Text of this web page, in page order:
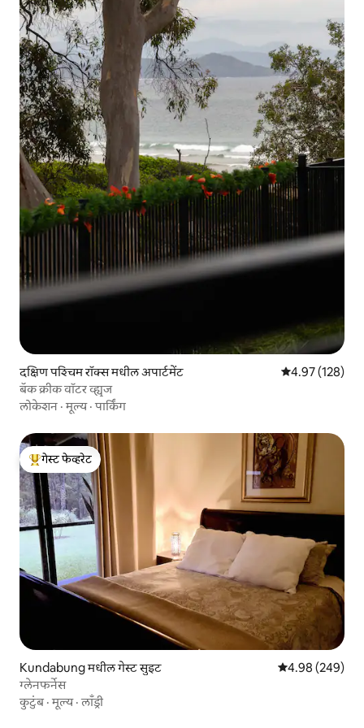
दक्षिण पश्चिम रॉक्स मधील अपार्टमेंट 5 पैकी 4.97
4.97 (128)
बॅक क्रीक वॉटर व्ह्यूज
लोकेशन ·मूल्य·पार्किंग
टॉप गेस्ट फेव्हरेट
गेस्ट फेव्हरेट
Kundabung मधील गेस्ट सुइट 5 पैकी 4.98
4.98 (249)
ग्लेनफर्नेस
कुटुंब·मूल्य·लाँड्री